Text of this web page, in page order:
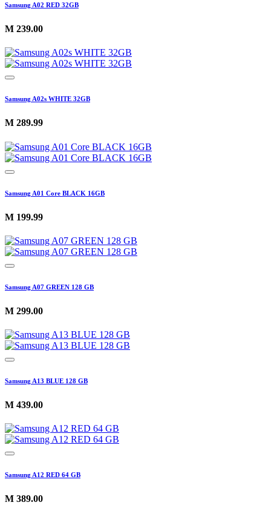
Samsung A02 RED 32GB
M 239.00
Samsung A02s WHITE 32GB
M 289.99
Samsung A01 Core BLACK 16GB
M 199.99
Samsung A07 GREEN 128 GB
M 299.00
Samsung A13 BLUE 128 GB
M 439.00
Samsung A12 RED 64 GB
M 389.00